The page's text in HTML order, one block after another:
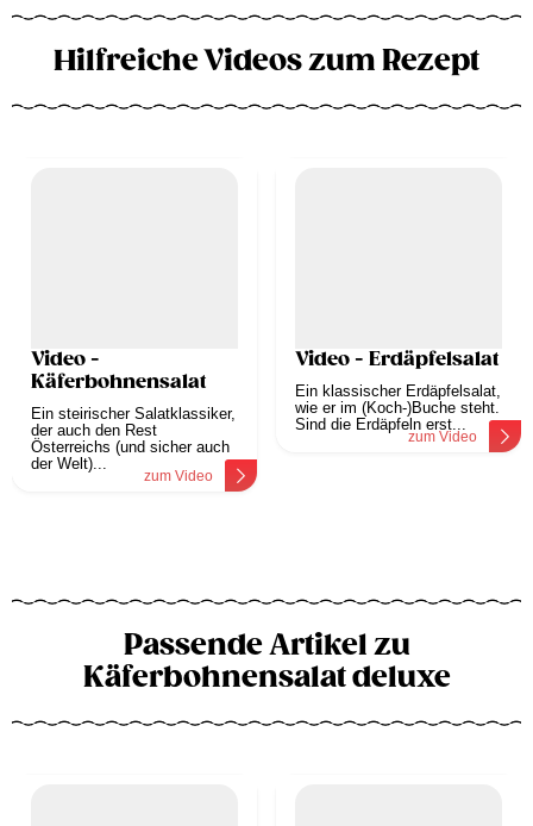
Hilfreiche Videos zum Rezept
Video -
Käferbohnensalat
Ein steirischer Salatklassiker,
der auch den Rest
Österreichs (und sicher auch
der Welt)...
zum Video
Video - Erdäpfelsalat
Ein klassischer Erdäpfelsalat,
wie er im (Koch-)Buche steht.
Sind die Erdäpfeln erst...
zum Video
Passende Artikel zu
Käferbohnensalat deluxe